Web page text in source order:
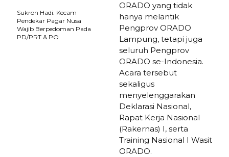
ORADO yang tidak
hanya melantik
Pengprov ORADO
Lampung, tetapi juga
seluruh Pengprov
ORADO se-Indonesia.
Acara tersebut
sekaligus
menyelenggarakan
Deklarasi Nasional,
Rapat Kerja Nasional
(Rakernas) I, serta
Training Nasional I Wasit
ORADO.
Sukron Hadi: Kecam
Pendekar Pagar Nusa
Wajib Berpedoman Pada
PD/PRT & PO